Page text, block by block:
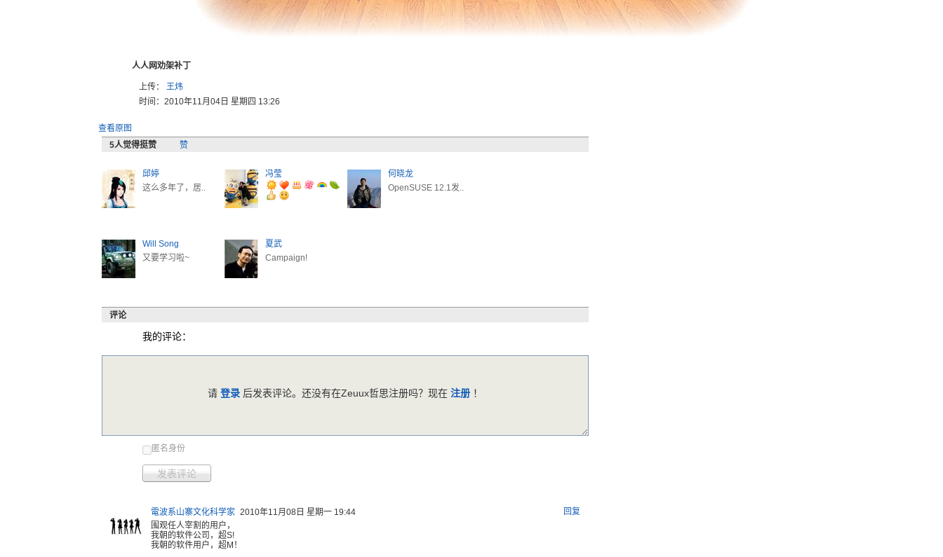
人人网劝架补丁
上传： 王炜
时间：2010年11月04日 星期四 13:26
查看原图
5人觉得挺赞 赞
邱婷
这么多年了，居..
冯莹
何晓龙
OpenSUSE 12.1发..
Will Song
又要学习啦~
夏武
Campaign!
评论
我的评论：
匿名身份
发表评论
请 登录 后发表评论。还没有在Zeuux哲思注册吗？现在 注册 ！
回复
電波系山寨文化科学家 2010年11月08日 星期一 19:44
围观任人宰割的用户，
我朝的软件公司，超S!
我朝 的软件用户 ，超M！